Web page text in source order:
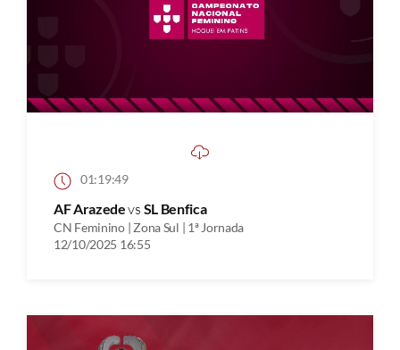
01:19:49
AF Arazedevs SL Benfica
CN Feminino | Zona Sul | 1ª Jornada
12/10/2025 16:55